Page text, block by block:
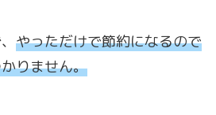
やっただけで節約になるので
りません。